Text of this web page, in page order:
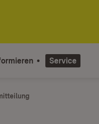
Service